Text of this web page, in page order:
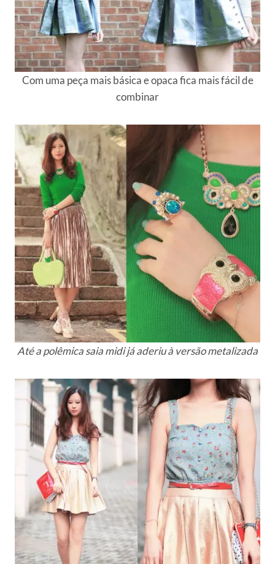
Com uma peça mais básica e opaca fica mais fácil de
combinar
Até a polêmica saia midi já aderiu à versão metalizada